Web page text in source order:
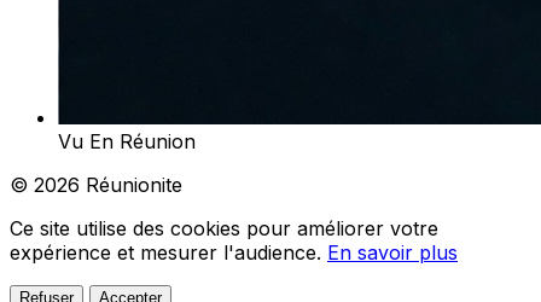
Vu En Réunion
© 2026 Réunionite
Ce site utilise des cookies pour améliorer votre
expérience et mesurer l'audience. En savoir plus
Refuser Accepter